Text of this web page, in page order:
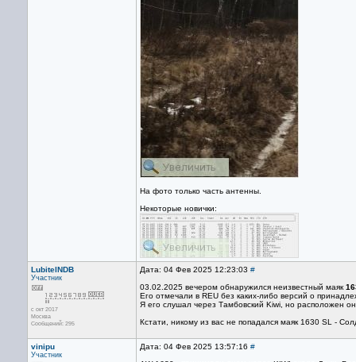
На фото только часть антенны.
Некоторые новички:
LubitelNDB
Участник
с окт 2017
Москва
Сообщений: 295
Дата: 04 Фев 2025 12:23:03 #
03.02.2025 вечером обнаружился неизвестный маяк
Его отмечали в REU без каких-либо версий о
Я его слушал через Тамбовский Kiwi, но расположен
Кстати, никому из вас не попадался маяк 1630 SL -
vinipu
Участник
Дата: 04 Фев 2025 13:57:16 #